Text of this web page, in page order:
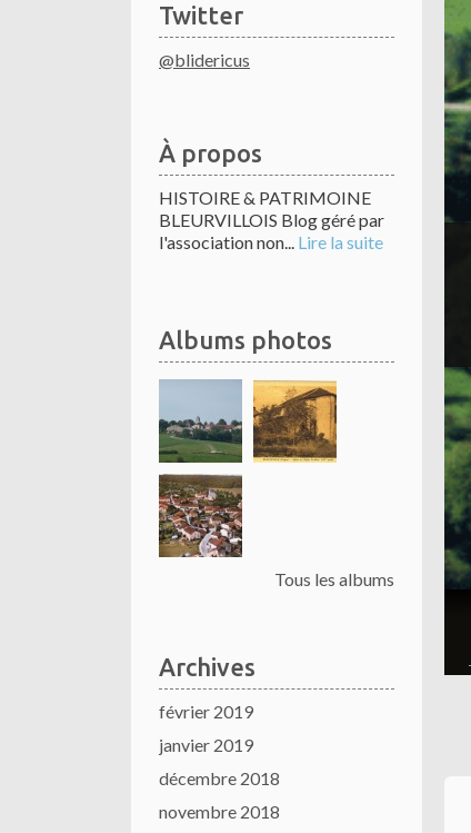
Twitter
@blidericus
À propos
HISTOIRE & PATRIMOINE
BLEURVILLOIS Blog géré par
l'association non... Lire la suite
Albums photos
Tous les albums
Archives
février 2019
janvier 2019
décembre 2018
novembre 2018